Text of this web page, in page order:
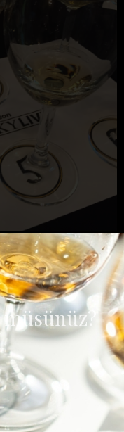
Whisky Live
ve festivalin özeti